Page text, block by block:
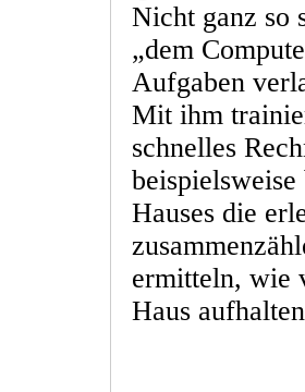
Nicht ganz so
„dem
Aufgaben
Mit ihm
schnelles
Hauses die
ermitteln, wie
Haus